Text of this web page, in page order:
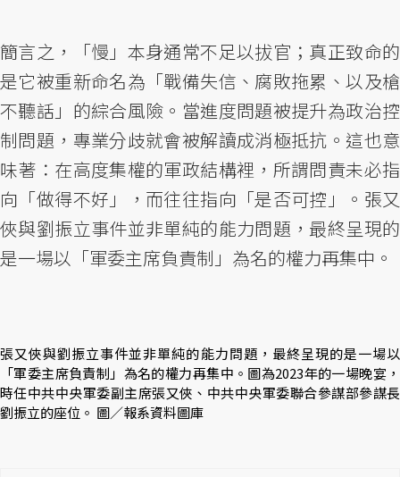
簡言之，「慢」本身通常不足以拔官；真正致命的
是它被重新命名為「戰備失信、腐敗拖累、以及槍
不聽話」的綜合風險。當進度問題被提升為政治控
制問題，專業分歧就會被解讀成消極抵抗。這也意
味著：在高度集權的軍政結構裡，所謂問責未必指
向「做得不好」，而往往指向「是否可控」。張又
俠與劉振立事件並非單純的能力問題，最終呈現的
是一場以「軍委主席負責制」為名的權力再集中。
張又俠與劉振立事件並非單純的能力問題，最終呈現的是一場以
「軍委主席負責制」為名的權力再集中。圖為2023年的一場晚宴，
時任中共中央軍委副主席張又俠、中共中央軍委聯合參謀部參謀長
劉振立的座位。 圖／報系資料圖庫